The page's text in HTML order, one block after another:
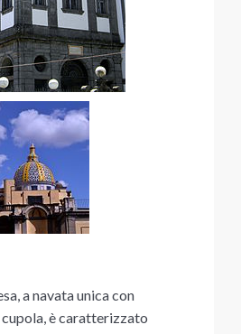
a navata unica con
è caratterizzato